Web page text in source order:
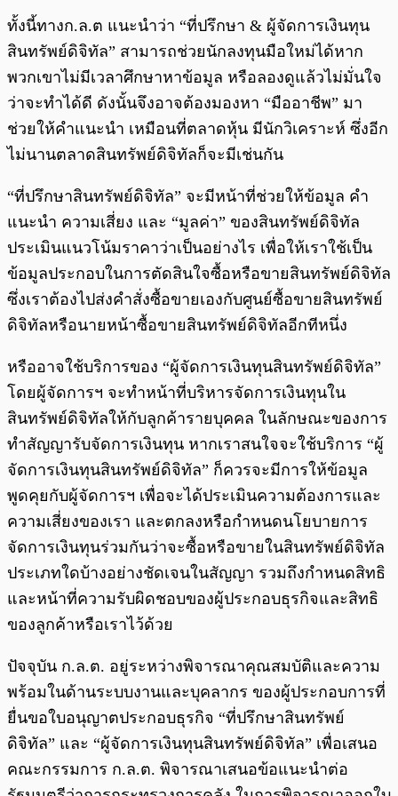
ทั้งนี้ทางก.ล.ต แนะนำว่า “ที่ปรึกษา & ผู้จัดการเงินทุน
สินทรัพย์ดิจิทัล” สามารถช่วยนักลงทุนมือใหม่ได้หาก
พวกเขาไม่มีเวลาศึกษาหาข้อมูล หรือลองดูแล้วไม่มั่นใจ
ว่าจะทำได้ดี ดังนั้นจึงอาจต้องมองหา “มืออาชีพ” มา
ช่วยให้คำแนะนำ เหมือนที่ตลาดหุ้น มีนักวิเคราะห์ ซึ่งอีก
ไม่นานตลาดสินทรัพย์ดิจิทัลก็จะมีเช่นกัน
“ที่ปรึกษาสินทรัพย์ดิจิทัล” จะมีหน้าที่ช่วยให้ข้อมูล คำ
แนะนำ ความเสี่ยง และ “มูลค่า” ของสินทรัพย์ดิจิทัล
ประเมินแนวโน้มราคาว่าเป็นอย่างไร เพื่อให้เราใช้เป็น
ข้อมูลประกอบในการตัดสินใจซื้อหรือขายสินทรัพย์ดิจิทัล
ซึ่งเราต้องไปส่งคำสั่งซื้อขายเองกับศูนย์ซื้อขายสินทรัพย์
ดิจิทัลหรือนายหน้าซื้อขายสินทรัพย์ดิจิทัลอีกทีหนึ่ง
หรืออาจใช้บริการของ “ผู้จัดการเงินทุนสินทรัพย์ดิจิทัล”
โดยผู้จัดการฯ จะทำหน้าที่บริหารจัดการเงินทุนใน
สินทรัพย์ดิจิทัลให้กับลูกค้ารายบุคคล ในลักษณะของการ
ทำสัญญารับจัดการเงินทุน หากเราสนใจจะใช้บริการ “ผู้
จัดการเงินทุนสินทรัพย์ดิจิทัล” ก็ควรจะมีการให้ข้อมูล
พูดคุยกับผู้จัดการฯ เพื่อจะได้ประเมินความต้องการและ
ความเสี่ยงของเรา และตกลงหรือกำหนดนโยบายการ
จัดการเงินทุนร่วมกันว่าจะซื้อหรือขายในสินทรัพย์ดิจิทัล
ประเภทใดบ้างอย่างชัดเจนในสัญญา รวมถึงกำหนดสิทธิ
และหน้าที่ความรับผิดชอบของผู้ประกอบธุรกิจและสิทธิ
ของลูกค้าหรือเราไว้ด้วย
ปัจจุบัน ก.ล.ต. อยู่ระหว่างพิจารณาคุณสมบัติและความ
พร้อมในด้านระบบงานและบุคลากร ของผู้ประกอบการที่
ยื่นขอใบอนุญาตประกอบธุรกิจ “ที่ปรึกษาสินทรัพย์
ดิจิทัล” และ “ผู้จัดการเงินทุนสินทรัพย์ดิจิทัล” เพื่อเสนอ
คณะกรรมการ ก.ล.ต. พิจารณาเสนอข้อแนะนำต่อ